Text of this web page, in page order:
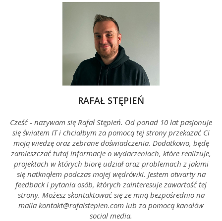
Stępień
RAFAŁ STĘPIEŃ
Cześć - nazywam się Rafał Stępień. Od ponad 10 lat pasjonuje
się światem IT i chciałbym za pomocą tej strony przekazać Ci
moją wiedzę oraz zebrane doświadczenia. Dodatkowo, będę
zamieszczać tutaj informacje o wydarzeniach, które realizuje,
projektach w których biorę udział oraz problemach z jakimi
się natknąłem podczas mojej wędrówki. Jestem otwarty na
feedback i pytania osób, których zainteresuje zawartość tej
strony. Możesz skontaktować się ze mną bezpośrednio na
maila kontakt@rafalstepien.com lub za pomocą kanałów
social media.